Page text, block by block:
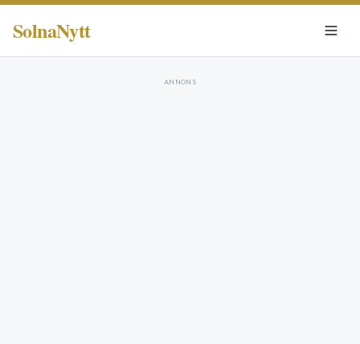
SolnaNytt
ANNONS